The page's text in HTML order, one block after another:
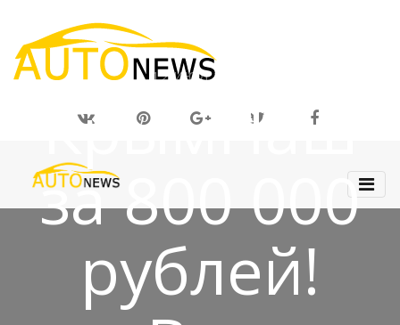
12 ИЮЛ 2019
КрымНаш
за 800 000
рублей!